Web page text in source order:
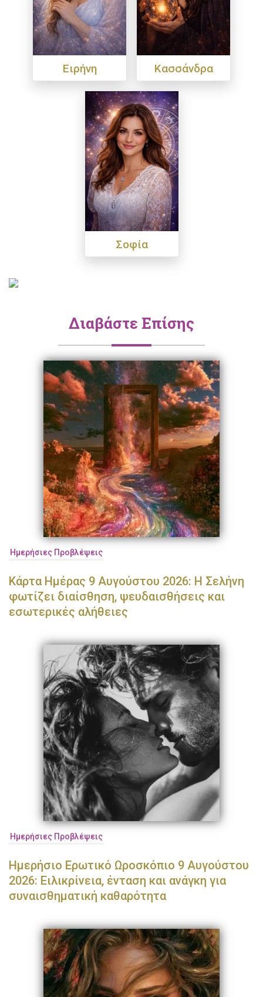
Ειρήνη Κασσάνδρα
Σοφία
Διαβάστε Επίσης
Ημερήσιες Προβλέψεις
Κάρτα Ημέρας 9 Αυγούστου 2026: Η Σελήνη
φωτίζει διαίσθηση, ψευδαισθήσεις και
εσωτερικές αλήθειες
Ημερήσιες Προβλέψεις
Ημερήσιο Ερωτικό Ωροσκόπιο 9 Αυγούστου
2026: Ειλικρίνεια, ένταση και ανάγκη για
συναισθηματική καθαρότητα